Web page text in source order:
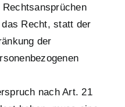
Recht, statt der
der
nach Art. 21